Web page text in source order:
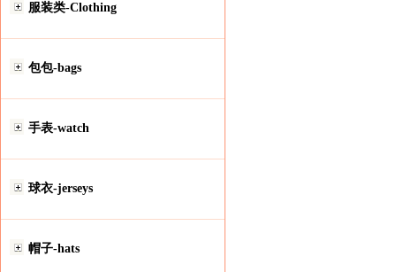
服装类-Clothing
包包-bags
手表-watch
球衣-jerseys
帽子-hats